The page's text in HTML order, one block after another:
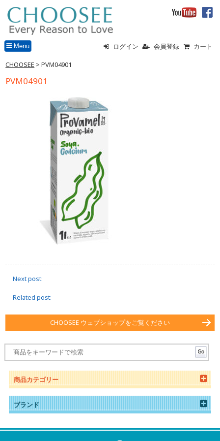
ログイン 会員登録 カート
Menu
CHOOSEE > PVM04901
PVM04901
Next post:
Related post:
CHOOSEE ウェブショップをご覧ください
商品カテゴリー
ブランド